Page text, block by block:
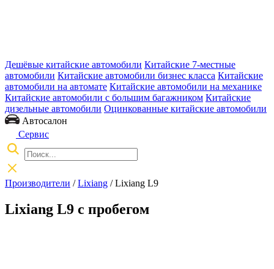
Дешёвые китайские автомобили Китайские 7-местные
автомобили Китайские автомобили бизнес класса Китайские
автомобили на автомате Китайские автомобили на механике
Китайские автомобили с большим багажником Китайские
дизельные автомобили Оцинкованные китайские автомобили
Автосалон
Сервис
Производители / Lixiang / Lixiang L9
Lixiang L9 с пробегом